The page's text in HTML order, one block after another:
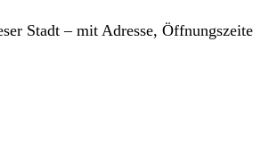
Stadt – mit Adresse,